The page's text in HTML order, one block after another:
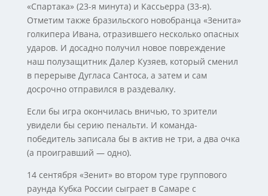
«Спартака» (23-я минута) и Кассьерра (33-я).
Отметим также бразильского новобранца «Зенита»
голкипера Ивана, отразившего несколько опасных
ударов. И досадно получил новое повреждение
наш полузащитник Далер Кузяев, который сменил
в перерыве Дугласа Сантоса, а затем и сам
досрочно отправился в раздевалку.
Если бы игра окончилась вничью, то зрители
увидели бы серию пенальти. И команда-
победитель записала бы в актив не три, а два очка
(а проигравший — одно).
14 сентября «Зенит» во втором туре группового
раунда Кубка России сыграет в Самаре с